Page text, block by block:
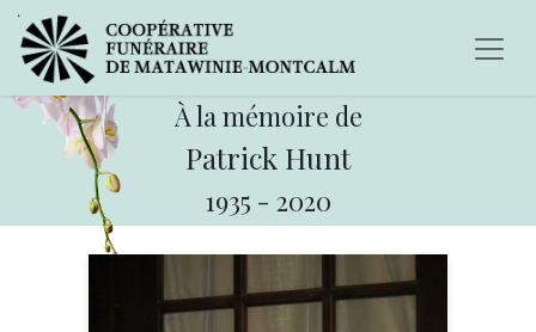
À la mémoire de
Patrick Hunt
1935 - 2020